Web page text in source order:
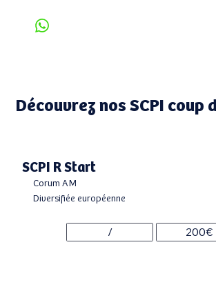
Découvrez nos SCPI coup
SCPI R Start
Corum AM
Diversifiée européenne
/ 200€